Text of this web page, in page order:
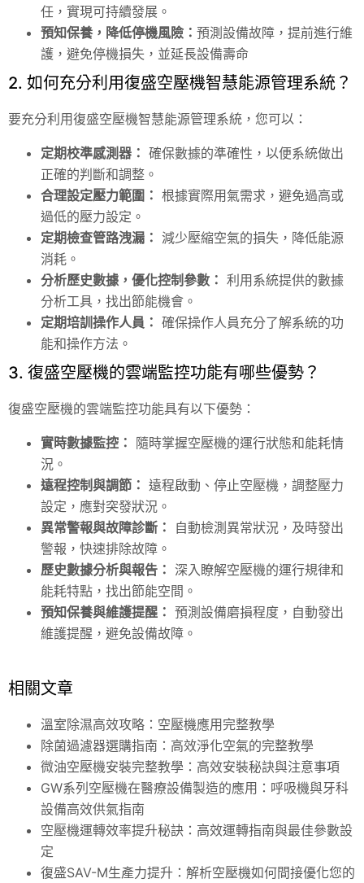
任，實現可持續發展。
預知保養，降低停機風險： 預測設備故障，提前進行維
護，避免停機損失，並延長設備壽命
2. 如何充分利用復盛空壓機智慧能源管理系統？
要充分利用復盛空壓機智慧能源管理系統，您可以：
定期校準感測器： 確保數據的準確性，以便系統做出
正確的判斷和調整。
合理設定壓力範圍： 根據實際用氣需求，避免過高或
過低的壓力設定。
定期檢查管路洩漏： 減少壓縮空氣的損失，降低能源
消耗。
分析歷史數據，優化控制參數： 利用系統提供的數據
分析工具，找出節能機會。
定期培訓操作人員： 確保操作人員充分了解系統的功
能和操作方法。
3. 復盛空壓機的雲端監控功能有哪些優勢？
復盛空壓機的雲端監控功能具有以下優勢：
實時數據監控：
隨時掌握空壓機的運行狀態和能耗情
況。
遠程控制與調節： 遠程啟動、停止空壓機，調整壓力
設定，應對突發狀況。
異常警報與故障診斷：
自動檢測異常狀況，及時發出
警報，快速排除故障。
歷史數據分析與報告： 深入瞭解空壓機的運行規律和
能耗特點，找出節能空間。
預知保養與維護提醒： 預測設備磨損程度，自動發出
維護提醒，避免設備故障。
相關文章
溫室除濕高效攻略：空壓機應用完整教學
除菌過濾器選購指南：高效淨化空氣的完整教學
微油空壓機安裝完整教學：高效安裝秘訣與注意事項
GW系列空壓機在醫療設備製造的應用：呼吸機與牙科
設備高效供氣指南
空壓機運轉效率提升秘訣：高效運轉指南與最佳參數設
定
復盛SAV-M生產力提升：解析空壓機如何間接優化您的